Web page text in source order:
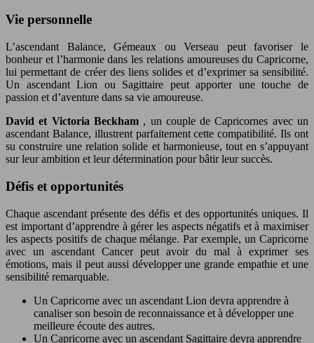
Vie personnelle
L’ascendant Balance, Gémeaux ou Verseau peut favoriser le
bonheur et l’harmonie dans les relations amoureuses du Capricorne,
lui permettant de créer des liens solides et d’exprimer sa sensibilité.
Un ascendant Lion ou Sagittaire peut apporter une touche de
passion et d’aventure dans sa vie amoureuse.
David et Victoria Beckham , un couple de Capricornes avec un
ascendant Balance, illustrent parfaitement cette compatibilité. Ils ont
su construire une relation solide et harmonieuse, tout en s’appuyant
sur leur ambition et leur détermination pour bâtir leur succès.
Défis et opportunités
Chaque ascendant présente des défis et des opportunités uniques. Il
est important d’apprendre à gérer les aspects négatifs et à maximiser
les aspects positifs de chaque mélange. Par exemple, un Capricorne
avec un ascendant Cancer peut avoir du mal à exprimer ses
émotions, mais il peut aussi développer une grande empathie et une
sensibilité remarquable.
Un Capricorne avec un ascendant Lion devra apprendre à
canaliser son besoin de reconnaissance et à développer une
meilleure écoute des autres.
Un Capricorne avec un ascendant Sagittaire devra apprendre